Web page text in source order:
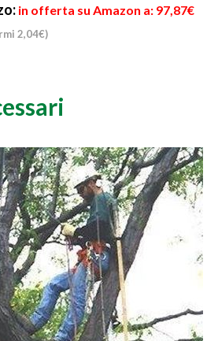
in offerta su Amazon a: 97,87€
2,04€)